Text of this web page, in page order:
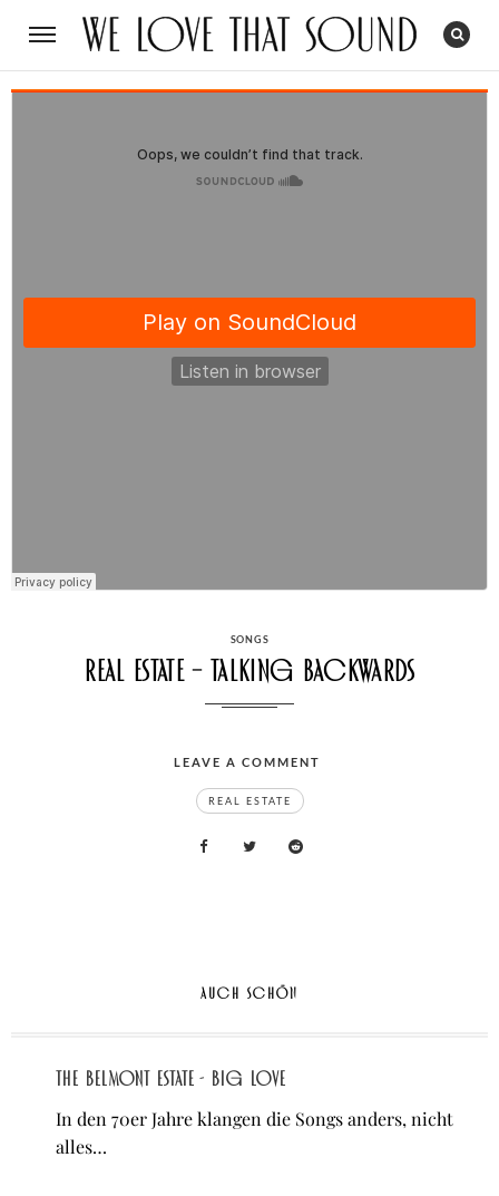
CATEGORIES
SONGS
Real Estate – Talking Backwards
LEAVE A COMMENT
REAL
ESTATEREAL ESTATE
AUCH SCHÖN
The Belmont Estate - Big Love
In den 70er Jahre klangen die Songs anders, nicht
alles…